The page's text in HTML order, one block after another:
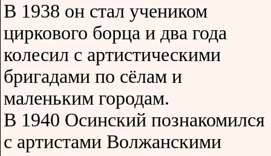
В 1938 он стал учеником
циркового борца и два года
колесил с артистическими
бригадами по сёлам и
маленьким городам.
В 1940 Осинский познакомился
с артистами Волжанскими